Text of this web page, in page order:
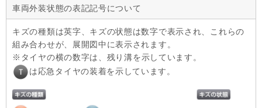
車両外装状態の表記記号について
キズの種類は英字、キズの状態は数字で表示され、これらの
組み合わせが、展開図中に表示されます。
タイヤの横の数字は、残り溝を示しています。
は応急タイヤの装着を示しています。